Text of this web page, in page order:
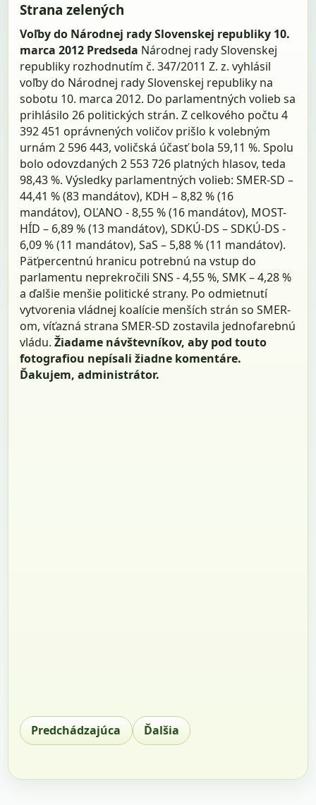
Strana zelených
Voľby do Národnej rady Slovenskej republiky 10.
marca 2012 Predseda Národnej rady Slovenskej
republiky rozhodnutím č. 347/2011 Z. z. vyhlásil
voľby do Národnej rady Slovenskej republiky na
sobotu 10. marca 2012. Do parlamentných volieb sa
prihlásilo 26 politických strán. Z celkového počtu 4
392 451 oprávnených voličov prišlo k volebným
urnám 2 596 443, voličská účasť bola 59,11 %. Spolu
bolo odovzdaných 2 553 726 platných hlasov, teda
98,43 %. Výsledky parlamentných volieb: SMER-SD –
44,41 % (83 mandátov), KDH – 8,82 % (16
mandátov), OĽANO - 8,55 % (16 mandátov), MOST-
HÍD – 6,89 % (13 mandátov), SDKÚ-DS – SDKÚ-DS -
6,09 % (11 mandátov), SaS – 5,88 % (11 mandátov).
Päťpercentnú hranicu potrebnú na vstup do
parlamentu neprekročili SNS - 4,55 %, SMK – 4,28 %
a ďalšie menšie politické strany. Po odmietnutí
vytvorenia vládnej koalície menších strán so SMER-
om, víťazná strana SMER-SD zostavila jednofarebnú
vládu.Žiadame návštevníkov, aby pod touto
fotografiou nepísali žiadne komentáre.
Ďakujem, administrátor.
Predchádzajúca Ďalšia